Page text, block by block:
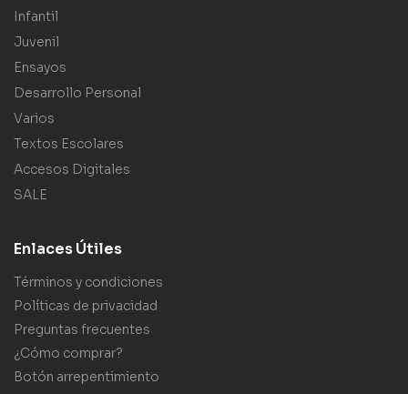
Infantil
Juvenil
Ensayos
Desarrollo Personal
Varios
Textos Escolares
Accesos Digitales
SALE
Enlaces Útiles
Términos y condiciones
Políticas de privacidad
Preguntas frecuentes
¿Cómo comprar?
Botón arrepentimiento